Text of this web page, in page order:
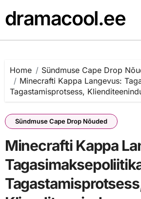
to
content
dramacool.ee
Home
Sündmuse Cape Drop
Minecrafti Kappa Langevus:
Tagastamisprotsess,
Sündmuse Cape Drop Nõuded
Minecrafti Kappa